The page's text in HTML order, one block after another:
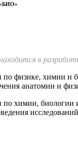
«БИО»
находится в
по физике, химии и
анатомии и
по химии, биологии
исследований